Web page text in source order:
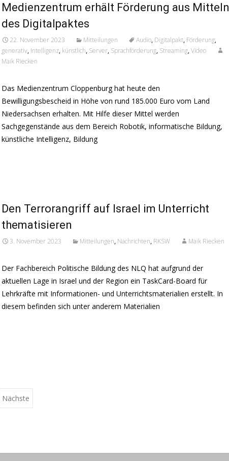
Medienzentrum erhält Förderung aus Mitteln
des Digitalpaktes
22. November 2023 Mitteilungen Audio, Digitalpakt, Förderung,
generativ, Intelligenz, künstlich, Server, Sprachförderung, Streaming,Video
Maik Riecken
Das Medienzentrum Cloppenburg hat heute den
Bewilligungsbescheid in Höhe von rund 185.000 Euro vom Land
Niedersachsen erhalten. Mit Hilfe dieser Mittel werden
Sachgegenstände aus dem Bereich Robotik, informatische Bildung,
künstliche Intelligenz, Bildung
Den Terrorangriff auf Israel im Unterricht
thematisieren
3. November 2023 Mitteilungen, Nachrichten, RKSW Maik Riecken
Der Fachbereich Politische Bildung des NLQ hat aufgrund der
aktuellen Lage in Israel und der Region ein TaskCard-Board für
Lehrkräfte mit Informationen- und Unterrichtsmaterialien erstellt. In
diesem befinden sich unter anderem Materialien
Nächste